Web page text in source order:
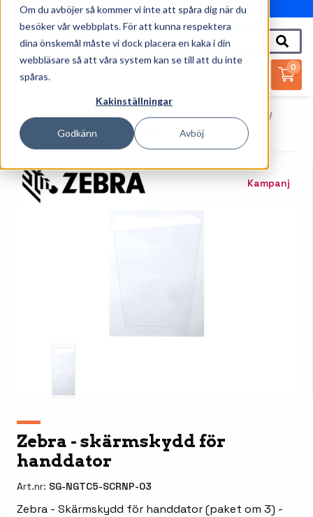
Om du avböjer så kommer vi inte att spåra dig när du
besöker vår webbplats. För att kunna respektera
dina önskemål måste vi dock placera en kaka i din
webbläsare så att våra system kan se till att du inte
spåras.
Kakinställningar
Godkänn Avböj
010-162 61 95
0
Startsida Handdatorer
Tillbehör Handdatorer
Zebra - Skärmskydd För Handdator
Kampanj
Zebra - skärmskydd för
handdator
Art.nr: SG-NGTC5-SCRNP-03
Zebra - Skärmskydd för handdator (paket om 3) -